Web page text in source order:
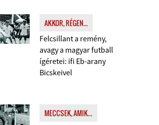
AKKOR, RÉGEN...
Felcsillant a remény,
avagy a magyar futball
ígéretei: ifi Eb-arany
Bicskeivel
MECCSEK, AMIK...